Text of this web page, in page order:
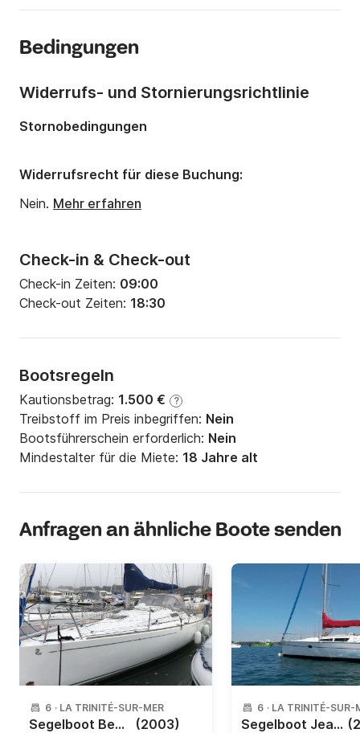
Anzahl Schlafplätze:
Tiefgang:
0.7m
Motorleistung: 8PS
Bedingungen
Check-in & Check-out
Check-in Zeiten: 09:00
Check-out Zeiten: 18:30
Bootsregeln
Kautionsbetrag: 1.500 € ?
Treibstoff im Preis inbegriffen: Nein
Bootsführerschein erforderlich: Nein
Mindestalter für die Miete: 18 Jahre alt
Widerrufs- und Stornierungsrichtlinie
Stornobedingungen
Widerrufsrecht für diese Buchung:
Nein. Mehr erfahren
Anfragen an ähnliche Boote senden
6 · LA TRINITÉ-SUR-MER
Segelboot Beneteau First 27.7 8.6m (2003)
6 · LA TRINITÉ-SUR-
Segelboot Jeanneau Sun Odyssey 32i 9.6m